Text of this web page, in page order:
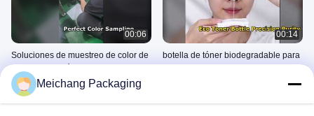
00:06
Soluciones de muestreo de color de
envases cosméticos personalizados
multiproceso | Ningbo Meichang
May 13, 2026
00:14
botella de tóner biodegradable para
Meichang Packaging